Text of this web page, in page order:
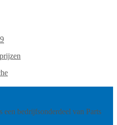
bedrijfsonderdeel van Parts